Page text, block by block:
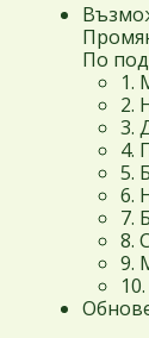
По
1.
2.
3.
4.
5.
6.
7.
8.
9.